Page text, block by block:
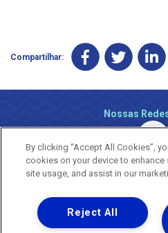
Compartilhar:
Nossas
Uma empresa
Copyright ® 2026
By clicking “Accept All Cookies”,
cookies on your device to enhance
site usage, and assist in our
Reject All